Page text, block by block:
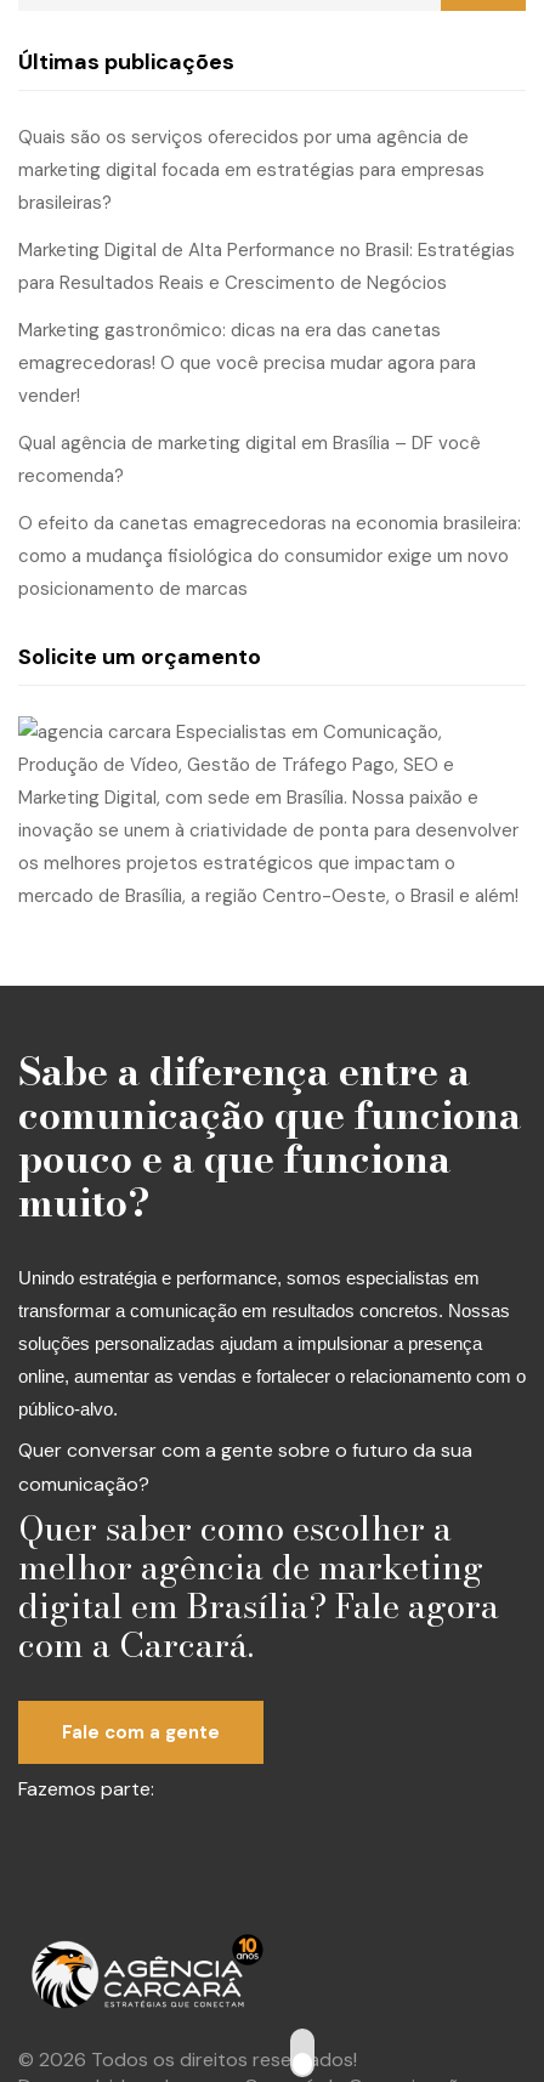
Últimas publicações
Quais são os serviços oferecidos por uma agência de
marketing digital focada em estratégias para empresas
brasileiras?
Marketing Digital de Alta Performance no Brasil: Estratégias
para Resultados Reais e Crescimento de Negócios
Marketing gastronômico: dicas na era das canetas
emagrecedoras! O que você precisa mudar agora para
vender!
Qual agência de marketing digital em Brasília – DF você
recomenda?
O efeito da canetas emagrecedoras na economia brasileira:
como a mudança fisiológica do consumidor exige um novo
posicionamento de marcas
Solicite um orçamento
Sabe a diferença entre a
comunicação que funciona
pouco e a que funciona
muito?
Unindo estratégia e performance, somos especialistas em
transformar a comunicação em resultados concretos. Nossas
soluções personalizadas ajudam a impulsionar a presença
online, aumentar as vendas e fortalecer o relacionamento com o
público-alvo.
Quer conversar com a gente sobre o futuro da sua
comunicação?
Quer saber como escolher a
melhor agência de marketing
digital em Brasília? Fale agora
com a Carcará.
Fale com a gente
Fazemos parte:
© 2026 Todos os direitos reservados!